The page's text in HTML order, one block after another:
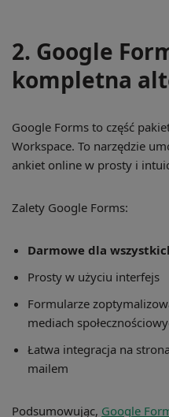
2. Google
kompletna
Google Forms to część
Workspace. To narzędzie
ankiet online w prosty i
Zalety Google Forms:
Darmowe dla
Prosty w użyciu interfejs
Formularze
mediach
Łatwa integracja na
mailem
Podsumowując, Google